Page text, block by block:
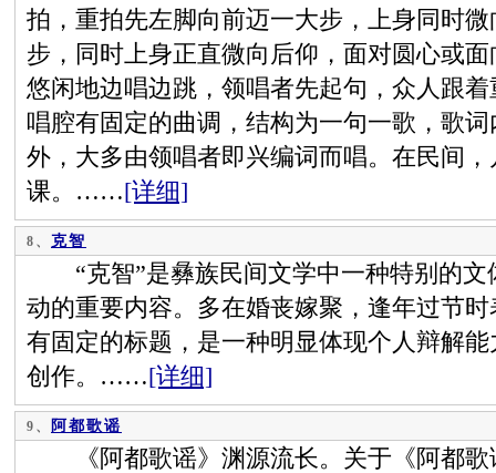
拍，重拍先左脚向前迈一大步，上身同时
步，同时上身正直微向后仰，面对圆心或
悠闲地边唱边跳，领唱者先起句，众人跟
唱腔有固定的曲调，结构为一句一歌，歌
外，大多由领唱者即兴编词而唱。在民间
课。……[详细]
8、 克智
“克智”是彝族民间文学中一种特别的文
动的重要内容。多在婚丧嫁聚，逢年过节
有固定的标题，是一种明显体现个人辩解
创作。……[详细]
9、 阿都歌谣
《阿都歌谣》渊源流长。关于《阿都歌